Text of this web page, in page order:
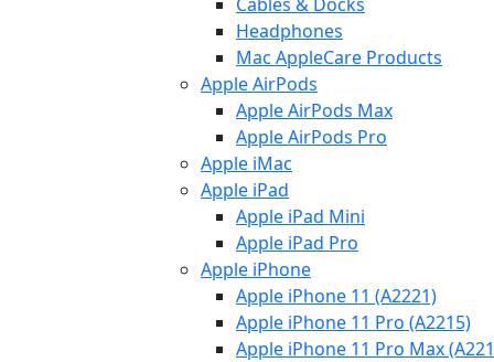
Headphones
Mac AppleCare Products
Apple AirPods
Apple AirPods Max
Apple AirPods Pro
Apple iMac
Apple iPad
Apple iPad Mini
Apple iPad Pro
Apple iPhone
Apple iPhone 11 (A2221)
Apple iPhone 11 Pro (A2215)
Apple iPhone 11 Pro Max